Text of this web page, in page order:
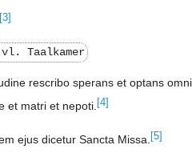
[3]
vl. Taalkamer
rescribo sperans et optans
et matri et nepoti. [4]
ejus dicetur Sancta Missa. [5]